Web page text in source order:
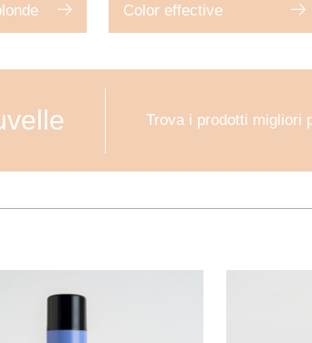
Color effective
Trova i prodotti migliori